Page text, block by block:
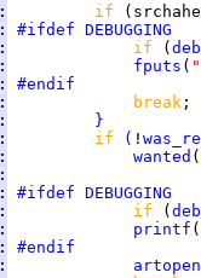
: if
: #ifdef DEBUGGING
: if (
: fputs (
:
#endif
: break
:
}
: if ( !
: wanted
:
: #ifdef DEBUGGING
: if (
: printf (
:
#endif
:
artopen